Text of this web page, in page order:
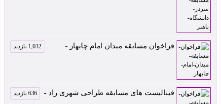
فراخوان مسابقه میدان امام چابهار - 1,032 بازدید
فینالیست های مسابقه طراحی شهری راد - 636 بازدید
کارخانه شمیم پلیمر